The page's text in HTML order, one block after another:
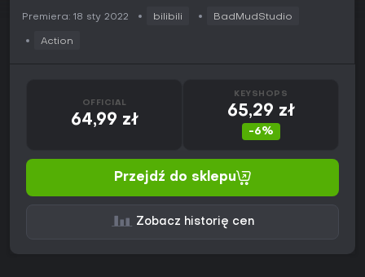
Premiera: 18 sty 2022 bilibili BadMudStudio
Action
OFFICIAL
64,99 zł
KEYSHOPS
65,29 zł
-6%
Przejdź do sklepu
Zobacz historię cen